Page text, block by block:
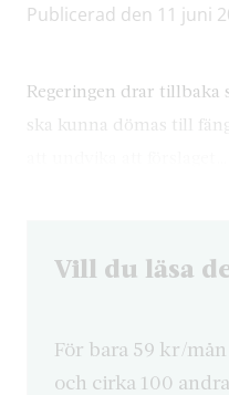
Publicerad den 11 juni
Regeringen drar tillbaka
ska kunna dömas till
Vill du läsa
För bara 59 kr/
och cirka 100